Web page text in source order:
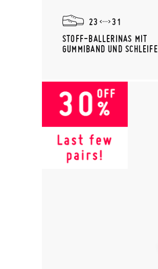
23
31
STOFF-BALLERINAS MIT
GUMMIBAND UND SCHLEIFE